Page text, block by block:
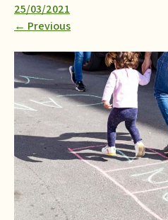
25/03/2021
← Previous